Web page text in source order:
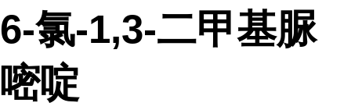
6-氯-1,3-二甲基脲
嘧啶